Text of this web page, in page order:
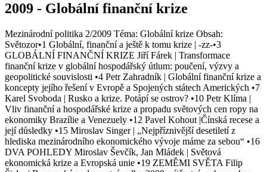
2009 - Globální finanční krize
Mezinárodní politika 2/2009 Téma: Globální krize Obsah:
Světozor•1 Globální, finanční a ještě k tomu krize | -zz-•3
GLOBÁLNÍ FINANČNÍ KRIZE Jiří Fárek | Transformace
finanční krize v globální hospodářský útlum: poučení, výzvy a
geopolitické souvislosti •4 Petr Zahradník | Globální finanční krize a
koncepty jejího řešení v Evropě a Spojených státech Amerických •7
Karel Svoboda | Rusko a krize. Potápí se ostrov? •10 Petr Klíma |
Vliv finanční a hospodářské krize a propadu světových cen ropy na
ekonomiky Brazílie a Venezuely •12 Pavel Kohout |Čínská recese a
její důsledky •15 Miroslav Singer | „Nejpříznivější desetiletí z
hlediska mezinárodního ekonomického vývoje máme za sebou“ •16
DVA POHLEDY Miroslav Ševčík, Jan Mládek | Světová
ekonomická krize a Evropská unie •19 ZEMĚMI SVĚTA Filip